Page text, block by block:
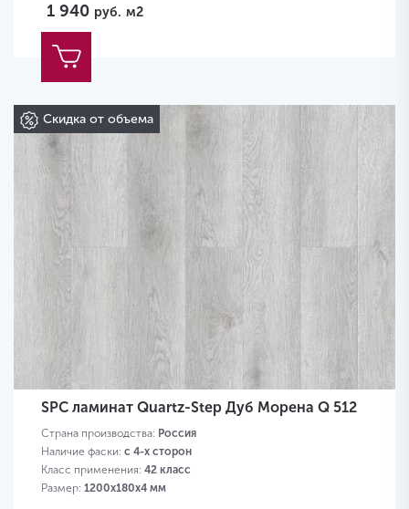
1 940 руб. м2
Скидка от объема
SPC ламинат Quartz-Step Дуб Морена Q 512
Страна производства: Россия
Наличие фаски: с 4-х сторон
Класс применения: 42 класс
Размер: 1200х180х4 мм